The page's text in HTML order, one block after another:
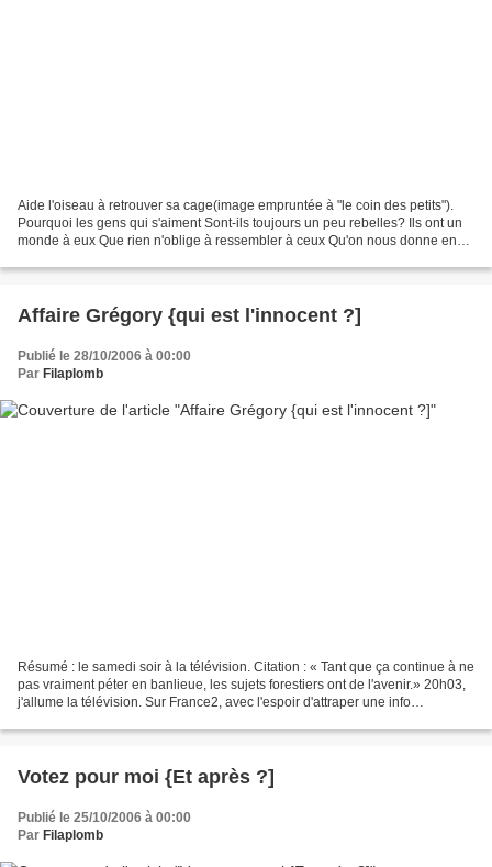
Aide l'oiseau à retrouver sa cage(image empruntée à "le coin des petits").
Pourquoi les gens qui s'aiment Sont-ils toujours un peu rebelles? Ils ont un
monde à eux Que rien n'oblige à ressembler à ceux Qu'on nous donne en
Affaire Grégory {qui est l'innocent ?]
Publié le 28/10/2006 à 00:00
Par Filaplomb
Résumé : le samedi soir à la télévision. Citation : « Tant que ça continue à ne
pas vraiment péter en banlieue, les sujets forestiers ont de l'avenir.» 20h03,
j'allume la télévision. Sur France2, avec l'espoir d'attraper une info
Votez pour moi {Et après ?]
Publié le 25/10/2006 à 00:00
Par Filaplomb